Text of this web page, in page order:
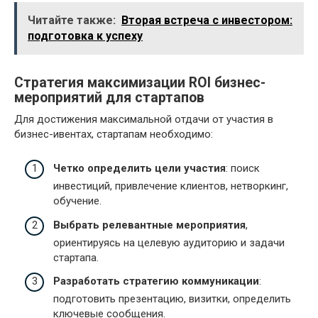
Читайте также: Вторая встреча с инвестором:
подготовка к успеху
Стратегия максимизации ROI бизнес-
мероприятий для стартапов
Для достижения максимальной отдачи от участия в
бизнес-ивентах, стартапам необходимо:
Четко определить цели участия: поиск
инвестиций, привлечение клиентов, нетворкинг,
обучение.
Выбрать релевантные мероприятия,
ориентируясь на целевую аудиторию и задачи
стартапа.
Разработать стратегию коммуникации:
подготовить презентацию, визитки, определить
ключевые сообщения.